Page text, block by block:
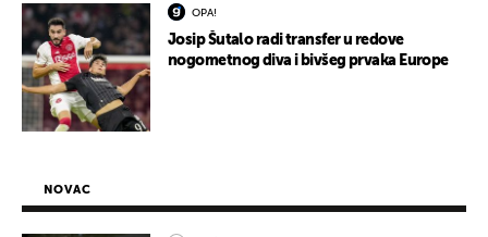
OPA!
Josip Šutalo radi transfer u redove
nogometnog diva i bivšeg prvaka Europe
NOVAC